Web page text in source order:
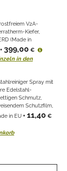
V2A-
Kiefer,
(Made in
+ 399,00 €
in den
Spray mit
Edelstahl-
Schmutz,
Schutzfilm,
in EU + 11,40 €